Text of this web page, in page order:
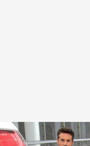
Las noticias, de la mano de